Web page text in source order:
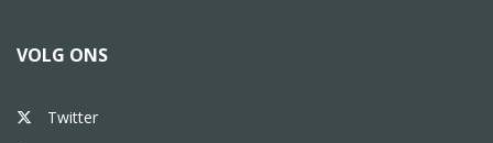
VOLG ONS
Twitter